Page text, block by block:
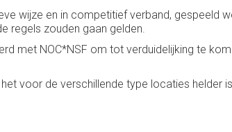
wijze en in competitief verband, gespeeld
regels zouden gaan gelden.
met NOC*NSF om tot verduidelijking te
voor de verschillende type locaties helder